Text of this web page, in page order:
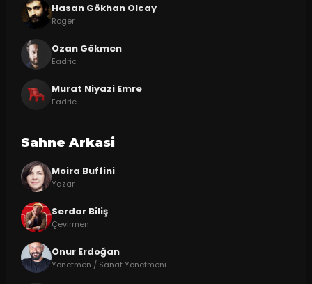
Hasan Gökhan Olcay
Roger
Ozan Gökmen
Eadric
Murat Niyazi Emre
Eadric
Sahne Arkasi
Moira Buffini
Yazar
Serdar Biliş
Çevirmen
Onur Erdoğan
Yönetmen / Sanat Yönetmeni